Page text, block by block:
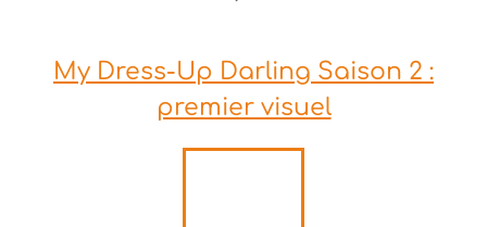
My Dress-Up Darling Saison 2 :
premier visuel